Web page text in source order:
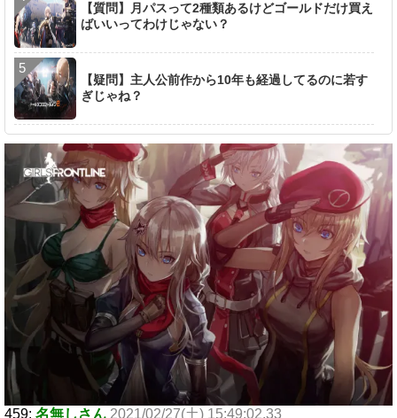
【質問】月パスって2種類あるけどゴールドだけ買え
ばいいってわけじゃない？
【疑問】主人公前作から10年も経過してるのに若す
ぎじゃね？
459: 名無しさん 2021/02/27(土) 15:49:02.33